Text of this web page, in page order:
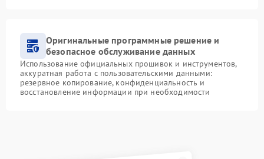
Оригинальные программные решение и
безопасное обслуживание данных
Использование официальных прошивок и инструментов,
аккуратная работа с пользовательскими данными:
резервное копирование, конфиденциальность и
восстановление информации при необходимости